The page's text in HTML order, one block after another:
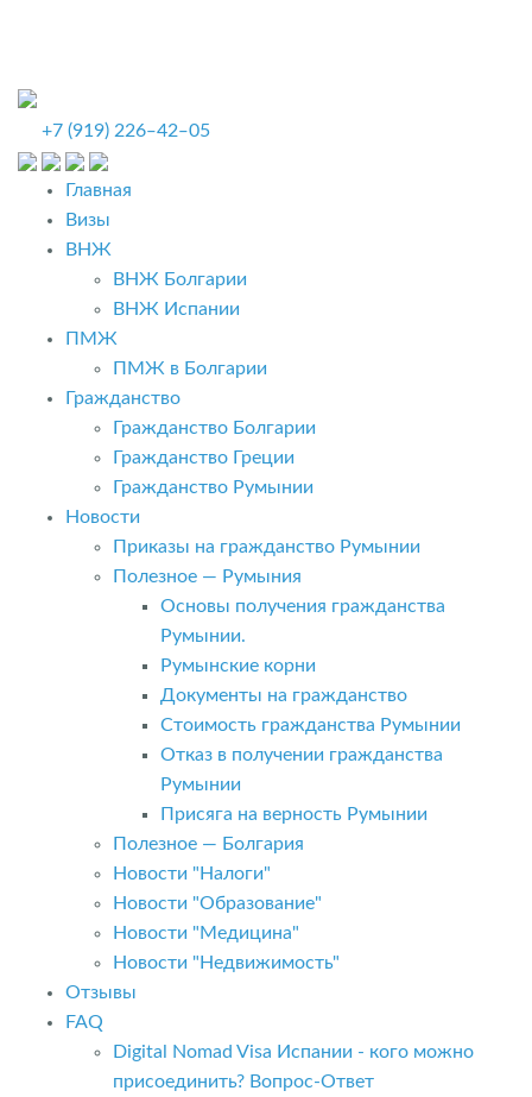
+7 (919) 226‒42‒05
Главная
Визы
ВНЖ
ВНЖ Болгарии
ВНЖ Испании
ПМЖ
ПМЖ в Болгарии
Гражданство
Гражданство Болгарии
Гражданство Греции
Гражданство Румынии
Новости
Приказы на гражданство Румынии
Полезное — Румыния
Основы получения гражданства
Румынии.
Румынские корни
Документы на гражданство
Стоимость гражданства Румынии
Отказ в получении гражданства
Румынии
Присяга на верность Румынии
Полезное — Болгария
Новости "Налоги"
Новости "Образование"
Новости "Медицина"
Новости "Недвижимость"
Отзывы
FAQ
Digital Nomad Visa Испании - кого можно
присоединить? Вопрос-Ответ